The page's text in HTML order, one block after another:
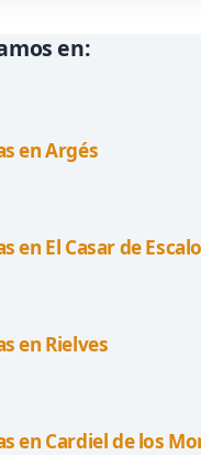
en:
en Argés
en El Casar de
en Rielves
en Cardiel de los